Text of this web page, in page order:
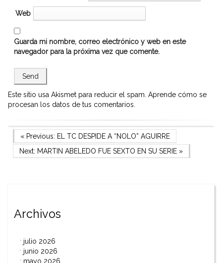
Web
Guarda mi nombre, correo electrónico y web en este
navegador para la próxima vez que comente.
Este sitio usa Akismet para reducir el spam. Aprende cómo se
procesan los datos de tus comentarios.
Navegación
de
Previous Post
« Previous: EL TC DESPIDE A “NOLO” AGUIRRE
Next Post
Next: MARTIN ABELEDO FUE SEXTO EN SU SERIE»
Archivos
julio 2026
junio 2026
mayo 2026